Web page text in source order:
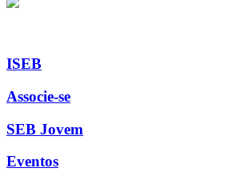
ISEB
Associe-se
SEB Jovem
Eventos